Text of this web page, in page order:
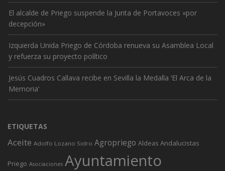
El alcalde de Priego suspende la Junta de Portavoces «por
decepción»
Izquierda Unida Priego de Córdoba renueva su Asamblea Local
y refuerza su proyecto político
Jesús Cuadros Callava recibe en Sevilla la Medalla ‘El Arca de la
Memoria’
ETIQUETAS
Aceite Adolfo Lozano Sidro Agropriego Aldeas Andalucistas
Priego Asociaciones Ayuntamiento